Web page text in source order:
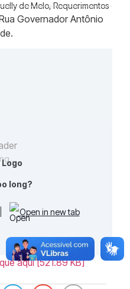
de Melo,Requerimentos
Governador Antônio
long?
Open in new tab
aqui [521.89 KB]